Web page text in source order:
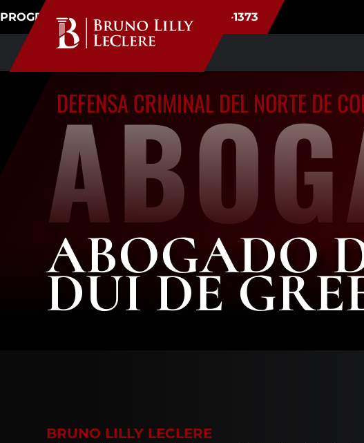
PROGRAMAR CONSULTA (720) 340-1373
DEFENSA CRIMINAL DEL NORTE DE
ABOGADO
DUI DE
BRUNO LILLY LECLERE